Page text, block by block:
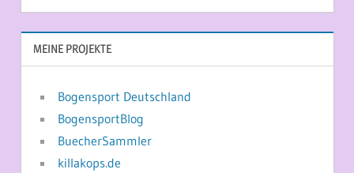
MEINE PROJEKTE
Bogensport Deutschland
BogensportBlog
BuecherSammler
killakops.de